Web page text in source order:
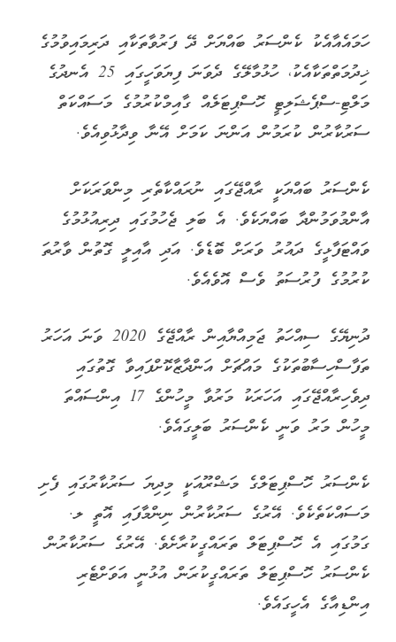
ހަމައެއާއެކު ކެންސަރު ބައްޔަށް ދޭ ފަރުވާތަކާއި ދަރިމައިވުމުގެ
ޚިދުމަތްތަކާއެކު، ހުޅުމާލޭގެ ދެވަނަ ފިޔަވަހީގައި 25 އެނދުގެ
މަލްޓި-ސްޕެޝަލިޓީ ހޮސްޕިޓަލެއް ގާއިމްކުރުމުގެ މަސައްކަތް
ސަރުކާރުން ކުރަމުން އަންނަ ކަމަށް އޭނާ ވިދާޅުވިއެވެ.
ކެންސަރު ބައްޔަކީ ރާއްޖޭގައި ނުރައްކާތެރި މިންވަރަކަށް
އާންމުވަމުންދާ ބައްޔަކެވެ. އެ ބަލި ޖެހުމުގައި ދިރިއުޅުމުގެ
ވައްޓަފާޅީގެ ދައުރު ވަރަށް ބޮޑެވެ. އަދި އާއިލީ ގޮތުން ވާރުތަ
ކުރުމުގެ ފުރުސަތު ވެސް އޮވެއެވެ.
ދުނިޔޭގެ ސިއްހަތު ޖަމިއްޔާއިން ރާއްޖޭގެ 2020 ވަނަ އަހަރު
ތަފާސްހިސާބުތަކުގެ މައްޗަށް އަންދާޒާކޮށްފައިވާ ގޮތުގައި
ދިވެހިރާއްޖޭގައި އަހަރަކު މަރުވާ މީހުންގެ 17 އިންސައްތަ
މީހުން މަރު ވަނީ ކެންސަރު ބަލީގައެވެ.
ކެންސަރު ހޮސްޕިޓަލްގެ މަޝްރޫއަކީ މިދިޔަ ސަރުކާރުގައި ފެށި
މަސައްކަތެކެވެ. އޭރުގެ ސަރުކާރުން ނިންމާފައި އޮތީ ލ.
ގަމުގައި އެ ހޮސްޕިޓަލް ތަރައްގީކުރާށެވެ. އޭރުގެ ސަރުކާރުން
ކެންސަރު ހޮސްޕިޓަލް ތަރައްގީކުރަން އުޅުނީ އަވަށްޓެރި
އިންޑިއާގެ އެހީގައެވެ.